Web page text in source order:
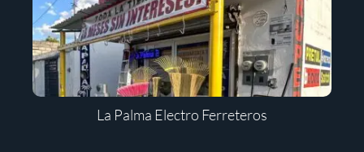
La Palma Electro Ferreteros